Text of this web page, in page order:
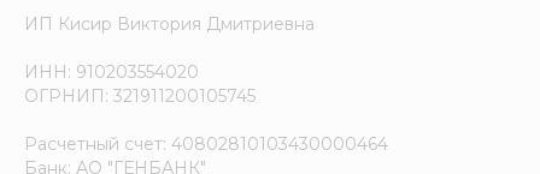
ИП Кисир Виктория Дмитриевна
ИНН: 910203554020
ОГРНИП: 321911200105745
Расчетный счет: 40802810103430000464
Банк: АО "ГЕНБАНК"